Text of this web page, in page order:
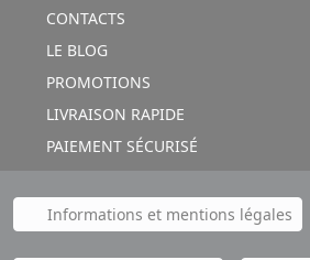
CONTACTS
LE BLOG
PROMOTIONS
LIVRAISON RAPIDE
PAIEMENT SÉCURISÉ
Informations et mentions légales